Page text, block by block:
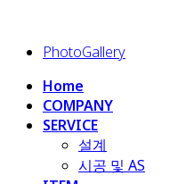
PhotoGallery
Home
COMPANY
SERVICE
설계
시공 및 AS